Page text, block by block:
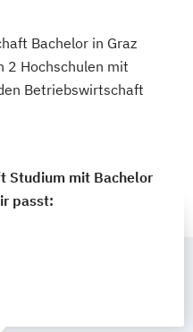
Bachelor in Graz
2 Hochschulen mit
Betriebswirtschaft
Studium mit Bachelor
passt: